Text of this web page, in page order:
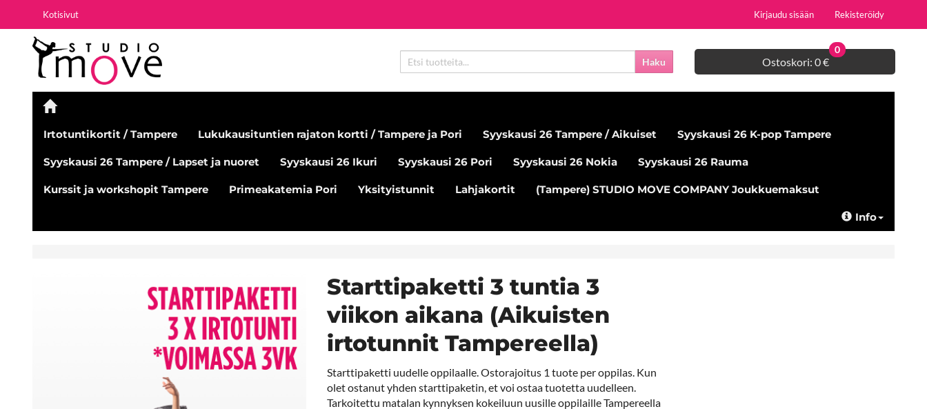
Kotisivut Kirjaudu sisään Rekisteröidy
Haku Ostoskori: 0 €
0
Irtotuntikortit / Tampere Lukukausituntien rajaton kortti / Tampere ja Pori Syyskausi 26 Tampere / Aikuiset Syyskausi 26 K-pop Tampere
Syyskausi 26 Tampere / Lapset ja nuoret Syyskausi 26 Ikuri Syyskausi 26 Pori Syyskausi 26 Nokia Syyskausi 26 Rauma
Kurssit ja workshopit Tampere Primeakatemia Pori Yksityistunnit Lahjakortit (Tampere) STUDIO MOVE COMPANY Joukkuemaksut
Info
Starttipaketti 3 tuntia 3
viikon aikana (Aikuisten
irtotunnit Tampereella)
Starttipaketti uudelle oppilaalle. Ostorajoitus 1 tuote per oppilas. Kun
olet ostanut yhden starttipaketin, et voi ostaa tuotetta uudelleen.
Tarkoitettu matalan kynnyksen kokeiluun uusille oppilaille Tampereella